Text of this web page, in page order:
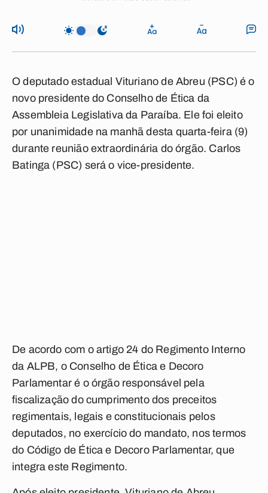
O deputado estadual Vituriano de Abreu (PSC) é o
novo presidente do Conselho de Ética da
Assembleia Legislativa da Paraíba. Ele foi eleito
por unanimidade na manhã desta quarta-feira (9)
durante reunião extraordinária do órgão. Carlos
Batinga (PSC) será o vice-presidente.
De acordo com o artigo 24 do Regimento Interno
da ALPB, o Conselho de Ética e Decoro
Parlamentar é o órgão responsável pela
fiscalização do cumprimento dos preceitos
regimentais, legais e constitucionais pelos
deputados, no exercício do mandato, nos termos
do Código de Ética e Decoro Parlamentar, que
integra este Regimento.